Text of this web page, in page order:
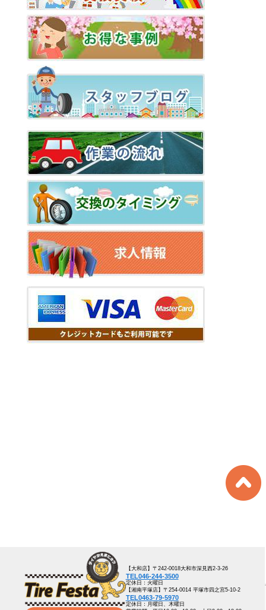
【大和店】〒242-0018大和市深見西2-3-26
TEL046-244-3500
定休日：火曜日
【湘南平塚店】〒254-0014 平塚市四之宮5-10-2
TEL0463-79-5970
定休日：月曜日、木曜日